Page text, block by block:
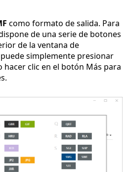
como formato de salida. Para
de una serie de botones
de la ventana de
simplemente presionar
hacer clic en el botón Más para